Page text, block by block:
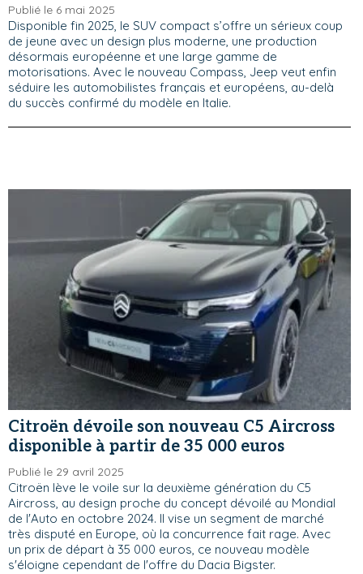
Publié le 6 mai 2025
Disponible fin 2025, le SUV compact s’offre un sérieux coup
de jeune avec un design plus moderne, une production
désormais européenne et une large gamme de
motorisations. Avec le nouveau Compass, Jeep veut enfin
séduire les automobilistes français et européens, au-delà
du succès confirmé du modèle en Italie.
Citroën dévoile son nouveau C5 Aircross
disponible à partir de 35 000 euros
Publié le 29 avril 2025
Citroën lève le voile sur la deuxième génération du C5
Aircross, au design proche du concept dévoilé au Mondial
de l'Auto en octobre 2024. Il vise un segment de marché
très disputé en Europe, où la concurrence fait rage. Avec
un prix de départ à 35 000 euros, ce nouveau modèle
s'éloigne cependant de l'offre du Dacia Bigster.